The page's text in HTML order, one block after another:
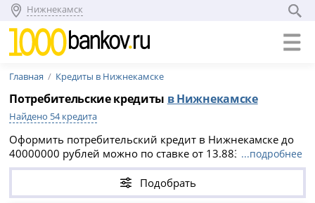
Нижнекамск
Главная Кредиты в Нижнекамске
Потребительские кредиты в Нижнекамске
Найдено 54 кредита
Оформить потребительский кредит в Нижнекамске до
40000000 рублей можно по ставке от 13.883% годовых
— актуально на 06.08.2026. Сравните 54 предложения
банков, подайте онлайн-заявку без справок и
поручителей и получите предварительное решение в
...подробнее
Подобрать